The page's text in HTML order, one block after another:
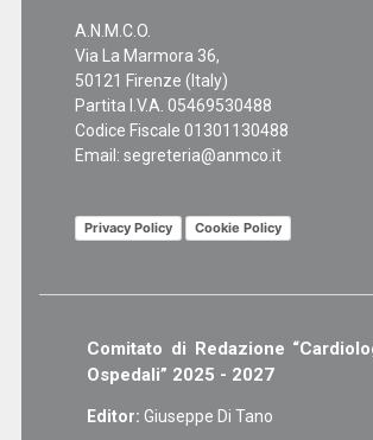
A.N.M.C.O.
Via La Marmora 36,
50121 Firenze (Italy)
Partita I.V.A. 05469530488
Codice Fiscale 01301130488
Email: segreteria@anmco.it
Privacy Policy Cookie Policy
Comitato di Redazione
Ospedali” 2025 - 2027
Editor: Giuseppe Di Tano